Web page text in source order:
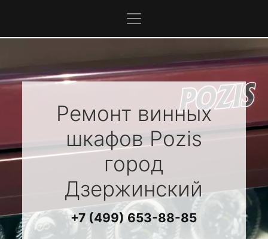
Ремонт винных
шкафовPozis
город
Дзержинский
+7 (499) 653-88-85